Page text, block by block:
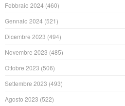
Febbraio 2024 (460)
Gennaio 2024 (521)
Dicembre 2023 (494)
Novembre 2023 (485)
Ottobre 2023 (506)
Settembre 2023 (493)
Agosto 2023 (522)